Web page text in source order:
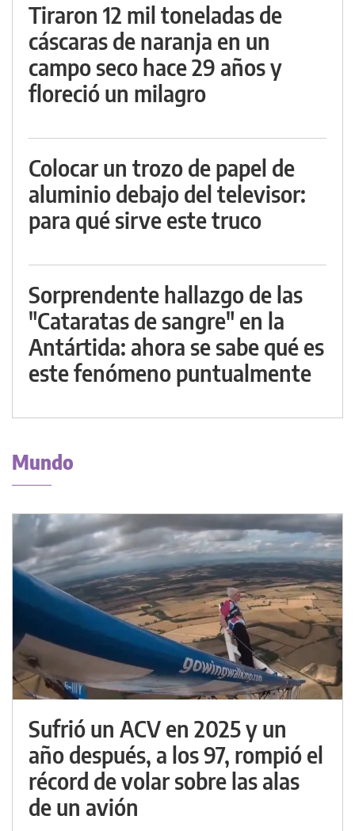
Tiraron 12 mil toneladas de
cáscaras de naranja en un
campo seco hace 29 años y
floreció un milagro
Colocar un trozo de papel de
aluminio debajo del televisor:
para qué sirve este truco
Sorprendente hallazgo de las
"Cataratas de sangre" en la
Antártida: ahora se sabe qué es
este fenómeno puntualmente
Mundo
Sufrió un ACV en 2025 y un
año después, a los 97, rompió el
récord de volar sobre las alas
de un avión